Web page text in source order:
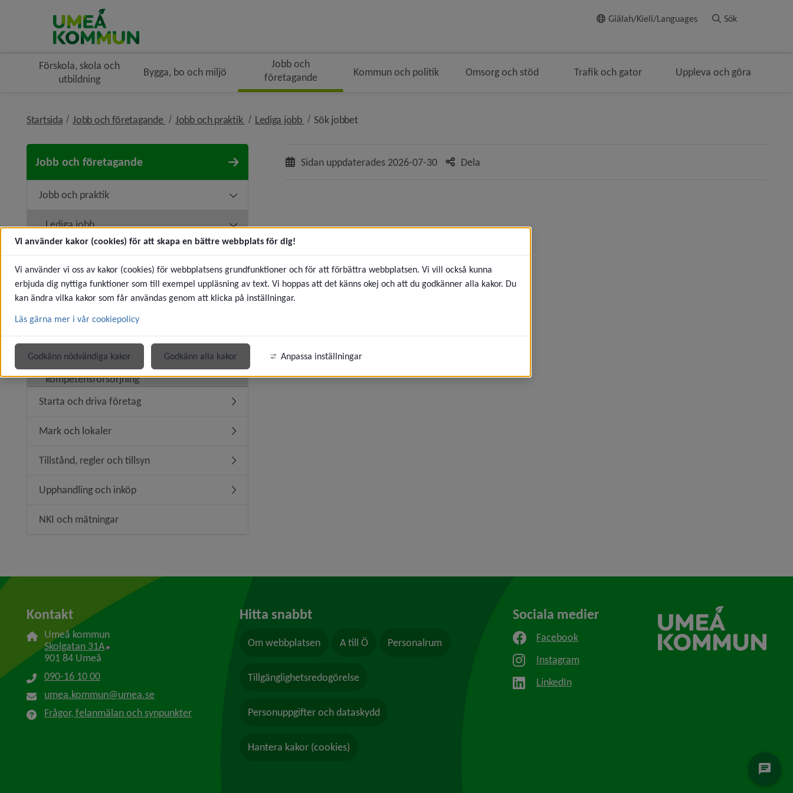
Till innehålletGiälah/Kieli/Languages Sök
Förskola, skola och
utbildning
Bygga, bo och miljö
Jobb och
företagande
Kommun och politik Omsorg och stöd Trafik och gator Uppleva och göra
Startsida Jobb och företagande nivå i brödsmulenavigeringen
Jobb och praktik nivå i brödsmulenavigeringen
Lediga jobb nivå i brödsmulenavigeringen
Sök jobbetnivå i brödsmulenavigeringen
Jobb och företagande
Jobb och praktik
Undermeny för Jobb och praktik
Lediga jobb
Undermeny för Lediga jobb
Korttidsvikariat och sommarjobb
Kommunen som arbetsgivare
Undermeny för Kommunen som arbetsgivare
Arbete för ungdomar
Praktik och arbetsträning
Undermeny för Praktik och arbetsträning
Arbetssökande och
kompetensförsörjning
Starta och driva företag
Undermeny för Starta och driva företag
Mark och lokaler
Undermeny för Mark och lokaler
Tillstånd, regler och tillsyn
Undermeny för Tillstånd, regler och tillsyn
Upphandling och inköp
Undermeny för Upphandling och inköp
NKI och mätningar
Sidan uppdaterades 2026-07-30 Dela
Kontakt
Umeå kommun
Skolgatan 31A Länk till annan webbplats, öppnas i nytt fönster.
901 84 Umeå
090-16 10 00
umea.kommun@umea.se
Frågor, felanmälan och synpunkter
Hitta snabbt
Om webbplatsen A till Ö Personalrum
Tillgänglighetsredogörelse
Personuppgifter och dataskydd
Hantera kakor (cookies)
Sociala medier
Facebook
Instagram
LinkedIn
chat
Vi använder kakor (cookies) för att skapa en bättre webbplats för dig!
Vi använder vi oss av kakor (cookies) för webbplatsens grundfunktioner och för att förbättra webbplatsen. Vi vill också kunna
erbjuda dig nyttiga funktioner som till exempel uppläsning av text. Vi hoppas att det känns okej och att du godkänner alla kakor. Du
kan ändra vilka kakor som får användas genom att klicka på inställningar.
Läs gärna mer i vår cookiepolicy
Godkänn nödvändiga kakor Godkänn alla kakor Anpassa inställningar